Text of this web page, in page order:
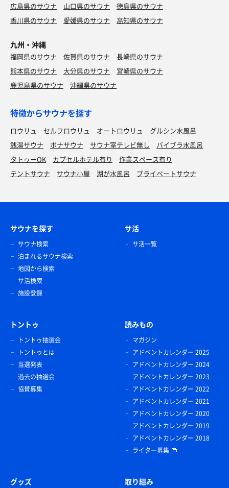
広島県のサウナ
山口県のサウナ
徳島県のサウナ
香川県のサウナ
愛媛県のサウナ 高知県のサウナ
九州・沖縄
福岡県のサウナ 佐賀県のサウナ
長崎県のサウナ
熊本県のサウナ
大分県のサウナ
宮崎県のサウナ
鹿児島県のサウナ
沖縄県のサウナ
特徴からサウナを探す
ロウリュ セルフロウリュ オートロウリュ
グルシン水風呂
銭湯サウナ
ボナサウナ サウナ室テレビ無し
バイブラ水風呂
タトゥーOK
カプセルホテル有り
作業スペース有り
テントサウナ
サウナ小屋 湖が水風呂 プライベートサウナ
サウナを探す
サウナ検索
泊まれるサウナ検索
地図から検索
サ活検索
施設登録
サ活
サ活一覧
トントゥ
トントゥ抽選会
トントゥとは
当選発表
過去の抽選会
協賛募集
読みもの
マガジン
アドベントカレンダー 2025
アドベントカレンダー 2024
アドベントカレンダー 2023
アドベントカレンダー 2022
アドベントカレンダー 2021
アドベントカレンダー 2020
アドベントカレンダー 2019
アドベントカレンダー 2018
ライター募集
グッズ 取り組み